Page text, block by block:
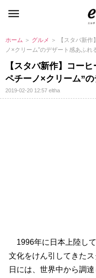
ホーム ＞ グルメ ＞ 【スタバ新
ノ×クリーム”のデザート感あふれ
【スタバ新作】コー
ペチーノ×クリーム”
2019-02-20 12:57eltha
1996年に日本上陸し
文化をけん引してきた
日には、世界中から調